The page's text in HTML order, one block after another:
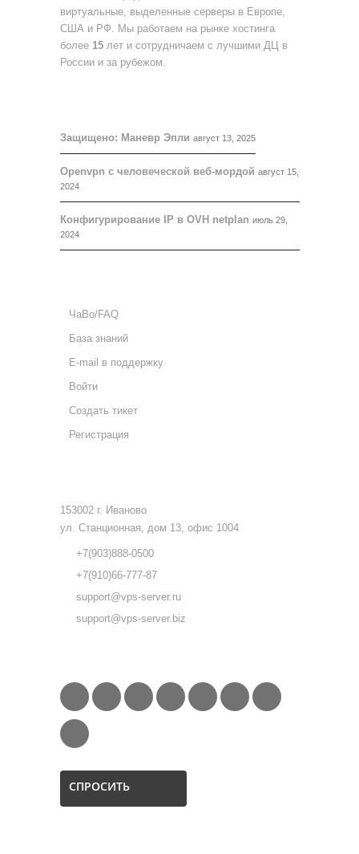
виртуальные, выделенные серверы в Европе,
США и РФ. Мы работаем на рынке хостинга
более 15лет и сотрудничаем с лучшими ДЦ в
России и за рубежом.
Защищено: Маневр Эпли август 13, 2025
Openvpn с человеческой веб-мордой август 15,
2024
Конфигурирование IP в OVH netplan июль 29,
2024
ЧаВо/FAQ
База знаний
E-mail в поддержку
Войти
Создать тикет
Регистрация
153002 г. Иваново
ул. Станционная, дом 13, офис 1004
+7(903)888-0500
+7(910)66-777-87
support@vps-server.ru
support@vps-server.biz
СПРОСИТЬ